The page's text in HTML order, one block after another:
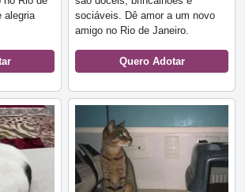
alegria
sociáveis. Dê amor a um novo
amigo no Rio de Janeiro.
Quero Adotar